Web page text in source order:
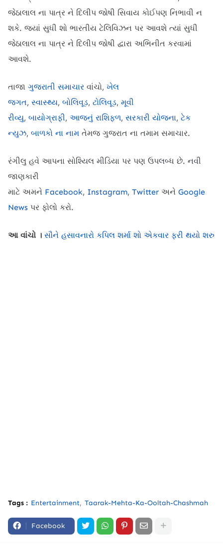
જેઠાલાલ ના પાત્ર ને દિલીપ જોષી સિવાય કોઈપણ નિભાવી ન
શકે. જ્યાં સુધી શો ભારતીય ટેલિવિઝન પર આવશે ત્યાં સુધી
જેઠાલાલ ના પાત્ર ને દિલીપ જોષી દ્વારા અભિનીત કરવામાં
આવશે.
તાજા ગુજરાતી સમાચાર વાંચો, ખેલ
જગત, સ્વાસ્થ્ય, બોલિવૂડ, ટોલિવૂડ, મૂવી
રીવ્યુ, બાયોગ્રાફી, આજનું રાશિફળ, સરકારી યોજના, ટેક
ન્યુઝ, બાળકો ના નામ તેમજ ગુજરાત ના તમામ સમાચાર.
રંગીલુ હવે આપના સોશ્યિલ મીડિયા પર પણ ઉપલબ્ધ છે. નવી
જાણકારી
માટે અમને Facebook, Instagram, Twitter અને Google
News પર ફોલો કરો.
આ વાંચો । સૌને હસાવનારો કપિલ શર્મા શો એકવાર ફરી થયો શરુ
Tags : Entertainment Taarak-Mehta-Ka-Ooltah-Chashmah
Facebook